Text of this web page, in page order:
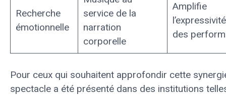
Recherche
émotionnelle
service de la
narration
corporelle
Amplifie
l’expressivité
des
Pour ceux qui souhaitent approfondir cette
spectacle a été présenté dans des institutions